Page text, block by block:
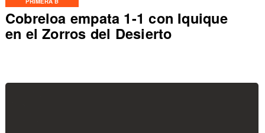
Cobreloa empata 1-1 con Iquique
en el Zorros del Desierto